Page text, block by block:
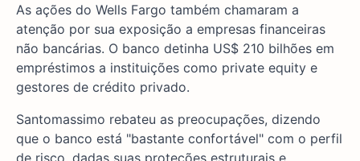
As ações do Wells Fargo também chamaram a
atenção por sua exposição a empresas financeiras
não bancárias. O banco detinha US$ 210 bilhões em
empréstimos a instituições como private equity e
gestores de crédito privado.
Santomassimo rebateu as preocupações, dizendo
que o banco está "bastante confortável" com o perfil
de risco, dadas suas proteções estruturais e